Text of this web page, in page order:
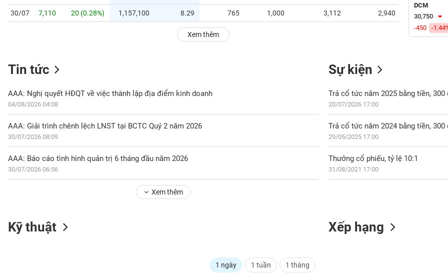
30/07 7,110 20 (0.28%) 1,157,100 8.29 765 1,000 3,112 2,940 1.51
Xem thêm
DCM
30,750
-450
-
Tin tức
AAA: Nghị quyết HĐQT về việc thành lập địa điểm kinh doanh
04/08/2026 04:08
AAA: Giải trình chênh lệch LNST tại BCTC Quý 2 năm 2026
30/07/2026 08:09
AAA: Báo cáo tình hình quản trị 6 tháng đầu năm 2026
30/07/2026 06:56
Xem thêm
Sự kiện
Trả cổ tức năm 2025 bằng tiền, 300
20/07/2026 17:00
Trả cổ tức năm 2024 bằng tiền, 300
29/05/2025 17:00
Thưởng cổ phiếu, tỷ lệ 10:1
31/08/2021 17:00
Kỹ thuật
1 ngày 1 tuần 1 tháng
Xếp hạng
DOANH
NGHIỆP
CỔ
PHIẾU
SINH